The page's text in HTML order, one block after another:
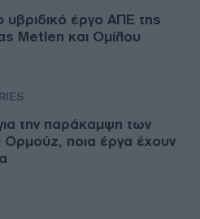
υβριδικό έργο ΑΠΕ της
Metlen και Ομίλου
την παράκαμψη των
Ορμούζ, ποια έργα έχουν